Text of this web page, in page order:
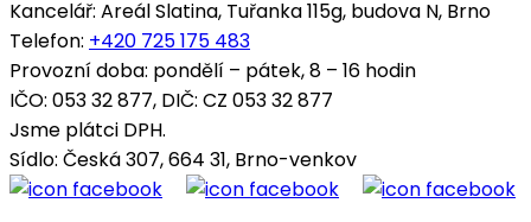
Kancelář: Areál Slatina, Tuřanka 115g, budova N, Brno
Telefon: +420 725 175 483
Provozní doba: pondělí – pátek, 8 – 16 hodin
IČO: 053 32 877, DIČ: CZ 053 32 877
Jsme plátci DPH.
Sídlo: Česká 307, 664 31, Brno-venkov